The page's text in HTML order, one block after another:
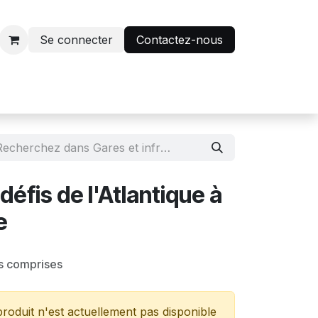
Se connecter Contactez-nous
de l'Atlantique à
comprises
n'est actuellement pas disponible